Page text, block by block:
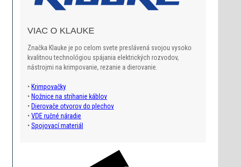
VIAC O KLAUKE
Značka Klauke je po celom svete preslávená svojou vysoko
kvalitnou technológiou spájania elektrických rozvodov,
nástrojmi na krimpovanie, rezanie a dierovanie.
• Krimpovačky
• Nožnice na strihanie káblov
• Dierovače otvorov do plechov
• VDE ručné náradie
• Spojovací materiál